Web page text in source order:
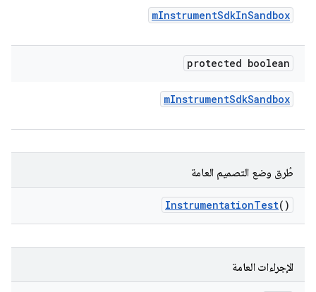
mInstrumentSdkInSandbox
protected boolean
mInstrumentSdkSandbox
طُرق وضع التصميم العامة
InstrumentationTest()
الإجراءات العامة